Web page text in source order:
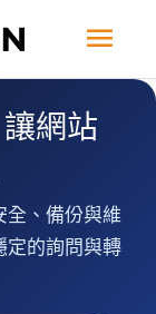
主
單
網站
全、備份與維
定的詢問與轉